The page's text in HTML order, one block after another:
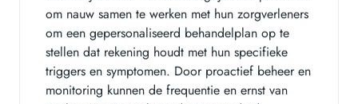
om nauw samen te werken met hun zorgverleners
om een gepersonaliseerd behandelplan op te
stellen dat rekening houdt met hun specifieke
triggers en symptomen. Door proactief beheer en
monitoring kunnen de frequentie en ernst van